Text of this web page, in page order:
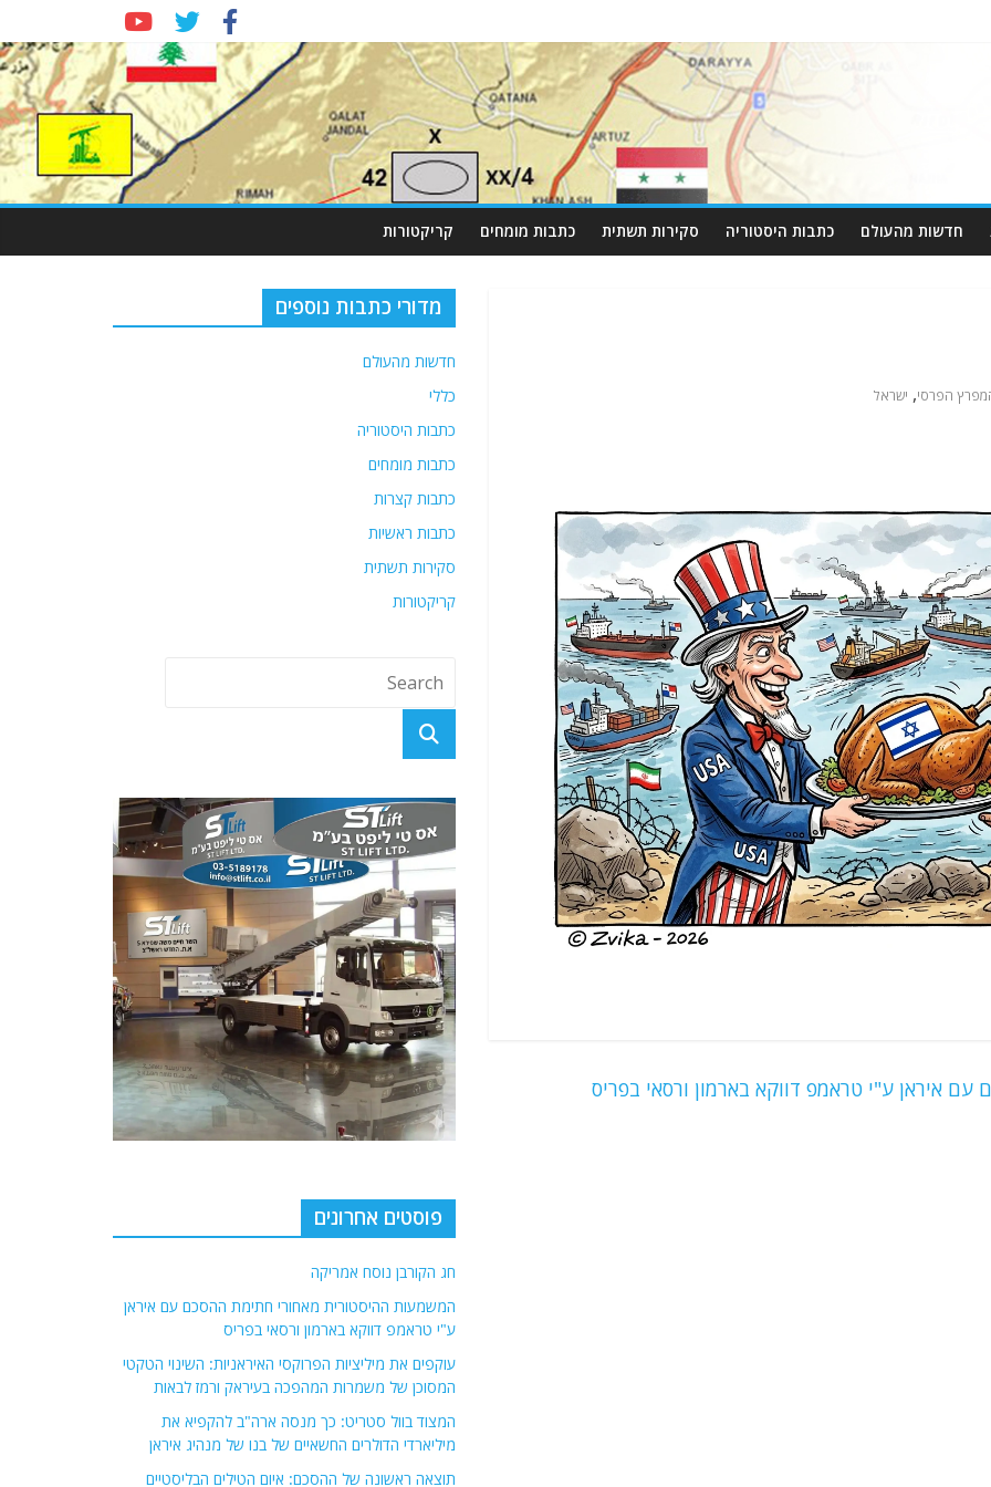
חדשות מהעולם כתבות היסטוריה סקירות תשתית כתבות מומחים קריקטורות
הפרסי, ישראל
איראן ע"י טראמפ דווקא בארמון ורסאי בפריס
מדורי כתבות נוספים
חדשות מהעולם
כללי
כתבות היסטוריה
כתבות מומחים
כתבות קצרות
כתבות ראשיות
סקירות תשתית
קריקטורות
פוסטים אחרונים
חג הקורבן נוסח אמריקה
המשמעות ההיסטורית מאחורי חתימת ההסכם עם איראן
ע"י טראמפ דווקא בארמון ורסאי בפריס
עוקפים את מיליציות הפרוקסי האיראניות: השינוי הטקטי
המסוכן של משמרות המהפכה בעיראק ורמז לבאות
המצוד בוול סטריט: כך מנסה ארה"ב להקפיא את
מיליארדי הדולרים החשאיים של בנו של מנהיג איראן
תוצאה ראשונה של ההסכם: איום הטילים הבליסטיים